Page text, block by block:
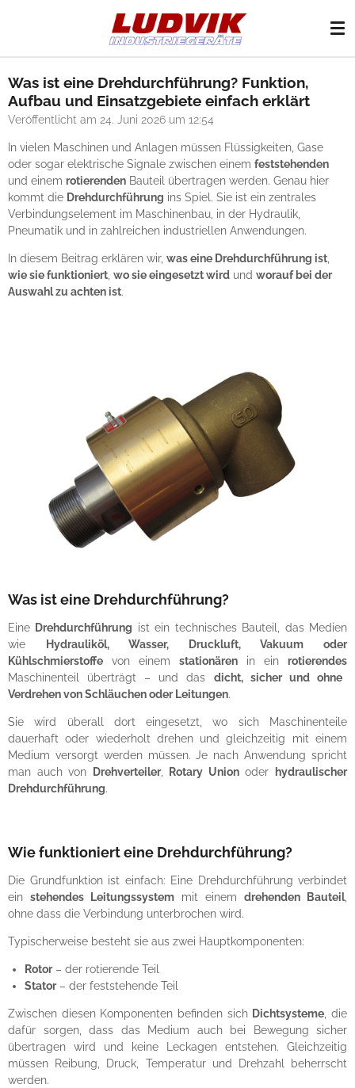
Was ist eine Drehdurchführung? Funktion,
Aufbau und Einsatzgebiete einfach erklärt
Veröffentlicht am 24. Juni 2026 um 12:54
In vielen Maschinen und Anlagen müssen Flüssigkeiten, Gase
oder sogar elektrische Signale zwischen einem feststehenden
und einem rotierenden Bauteil übertragen werden. Genau hier
kommt die Drehdurchführung ins Spiel. Sie ist ein zentrales
Verbindungselement im Maschinenbau, in der Hydraulik,
Pneumatik und in zahlreichen industriellen Anwendungen.
In diesem Beitrag erklären wir, was eine Drehdurchführung ist
wie sie funktioniert wo sie eingesetzt wird und worauf bei der
Auswahl zu achten ist.
Was ist eine Drehdurchführung?
Eine Drehdurchführung ist ein technisches Bauteil, das Medien
wie Hydrauliköl, Wasser, Druckluft, Vakuum oder
Kühlschmierstoffe von einem stationären in ein rotierendes
Maschinenteil überträgt – und das dicht, sicher und ohne
Verdrehen von Schläuchen oder Leitungen.
Sie wird überall dort eingesetzt, wo sich Maschinenteile
dauerhaft oder wiederholt drehen und gleichzeitig mit einem
Medium versorgt werden müssen. Je nach Anwendung spricht
man auch von Drehverteiler, Rotary Unionoderhydraulischer
Drehdurchführung.
Wie funktioniert eine Drehdurchführung?
Die Grundfunktion ist einfach: Eine Drehdurchführung verbindet
ein stehendes Leitungssystem mit einem drehenden Bauteil,
ohne dass die Verbindung unterbrochen wird.
Typischerweise besteht sie aus zwei Hauptkomponenten:
Rotor– der rotierende Teil
Stator– der feststehende Teil
Zwischen diesen Komponenten befinden sich Dichtsysteme , die
dafür sorgen, dass das Medium auch bei Bewegung sicher
übertragen wird und keine Leckagen entstehen. Gleichzeitig
müssen Reibung, Druck, Temperatur und Drehzahl beherrscht
werden.